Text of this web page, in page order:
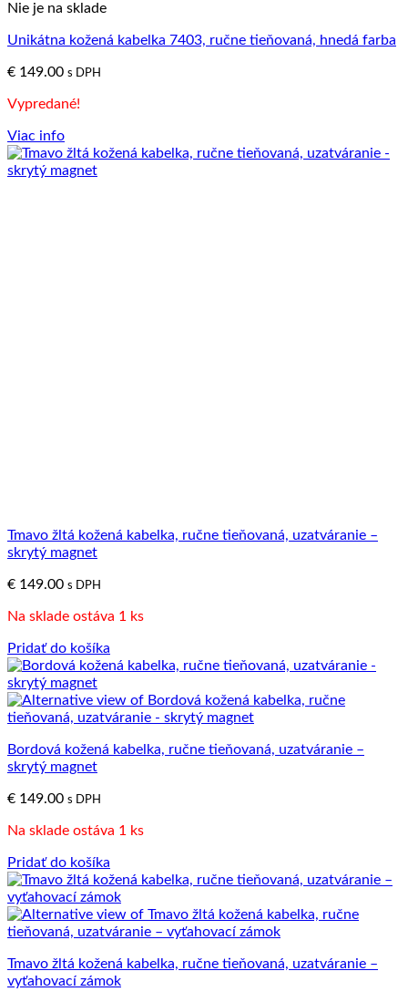
Nie je na sklade
Unikátna kožená kabelka 7403, ručne tieňovaná, hnedá farba
€ 149.00 s DPH
Vypredané!
Viac info
Tmavo žltá kožená kabelka, ručne tieňovaná, uzatváranie –
skrytý magnet
€ 149.00 s DPH
Na sklade ostáva 1 ks
Pridať do košíka
Bordová kožená kabelka, ručne tieňovaná, uzatváranie –
skrytý magnet
€ 149.00 s DPH
Na sklade ostáva 1 ks
Pridať do košíka
Tmavo žltá kožená kabelka, ručne tieňovaná, uzatváranie –
vyťahovací zámok